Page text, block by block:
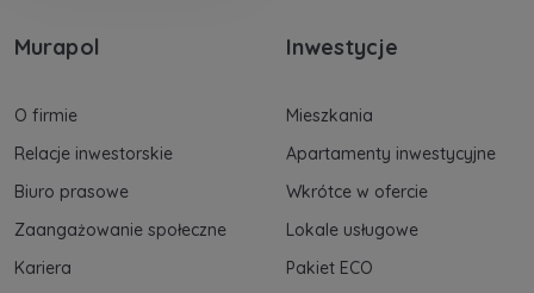
Murapol
O firmie
Relacje inwestorskie
Biuro prasowe
Zaangażowanie społeczne
Kariera
Inwestycje
Mieszkania
Apartamenty inwestycyjne
Wkrótce w ofercie
Lokale usługowe
Pakiet ECO